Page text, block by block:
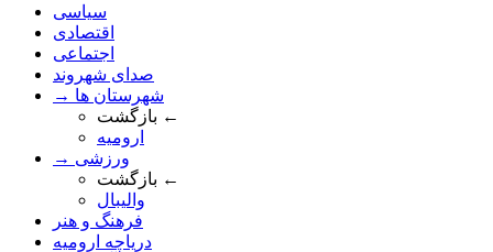
سیاسی
اقتصادی
اجتماعی
صدای شهروند
→ شهرستان ها
بازگشت ←
ارومیه
→ ورزشی
بازگشت ←
والیبال
فرهنگ و هنر
دریاچه ارومیه